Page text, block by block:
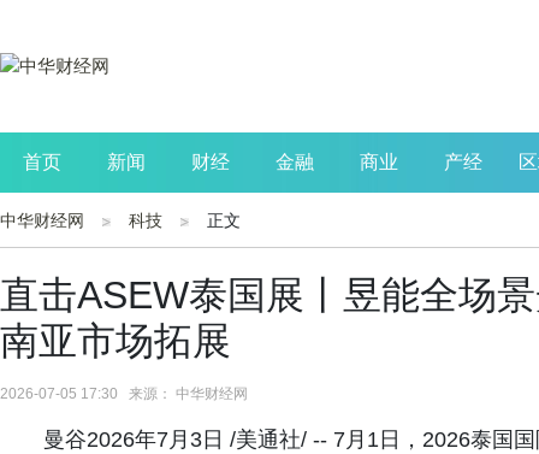
首页 新闻 财经 金融 商业 产经
公司 生活 读书
中华财经网 科技 正文
直击ASEW泰国展丨昱能全场
南亚市场拓展
2026-07-05 17:30 来源： 中华财经网
曼谷2026年7月3日 /美通社/ -- 7月1日，2026泰国